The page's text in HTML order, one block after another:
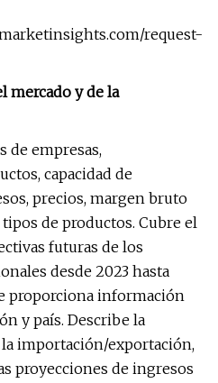
request-
mercado y de la
de empresas,
capacidad de
precios, margen bruto
de productos. Cubre el
futuras de los
desde 2023 hasta
proporciona información
y país. Describe la
importación/exportación,
proyecciones de ingresos